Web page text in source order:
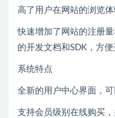
高了用户在网站的浏览
快速增加了网站的注册
的开发文档和SDK，方便
系统特点
全新的用户中心界面，
支持会员级别在线购买